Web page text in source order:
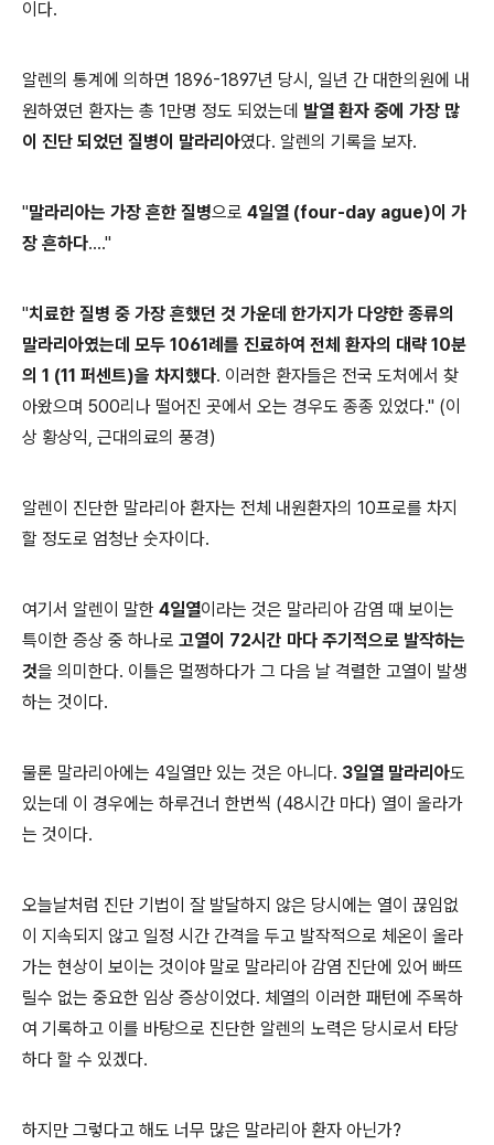
이다.
알렌의 통계에 의하면 1896-1897년 당시, 일년 간 대한의원에 내
원하였던 환자는 총 1만명 정도 되었는데 발열 환자 중에 가장 많
이 진단 되었던 질병이 말라리아였다. 알렌의 기록을 보자.
"말라리아는 가장 흔한 질병으로 4일열 (four-day ague)이 가
장 흔하다...."
"치료한 질병 중 가장 흔했던 것 가운데 한가지가 다양한 종류의
말라리아였는데 모두 1061례를 진료하여 전체 환자의 대략 10분
의 1 (11 퍼센트)을 차지했다. 이러한 환자들은 전국 도처에서 찾
아왔으며 500리나 떨어진 곳에서 오는 경우도 종종 있었다." (이
상 황상익, 근대의료의 풍경)
알렌이 진단한 말라리아 환자는 전체 내원환자의 10프로를 차지
할 정도로 엄청난 숫자이다.
여기서 알렌이 말한 4일열이라는 것은 말라리아 감염 때 보이는
특이한 증상 중 하나로 고열이 72시간 마다 주기적으로 발작하는
것을 의미한다. 이틀은 멀쩡하다가 그 다음 날 격렬한 고열이 발생
하는 것이다.
물론 말라리아에는 4일열만 있는 것은 아니다. 3일열 말라리아도
있는데 이 경우에는 하루건너 한번씩 (48시간 마다) 열이 올라가
는 것이다.
오늘날처럼 진단 기법이 잘 발달하지 않은 당시에는 열이 끊임없
이 지속되지 않고 일정 시간 간격을 두고 발작적으로 체온이 올라
가는 현상이 보이는 것이야 말로 말라리아 감염 진단에 있어 빠뜨
릴수 없는 중요한 임상 증상이었다. 체열의 이러한 패턴에 주목하
여 기록하고 이를 바탕으로 진단한 알렌의 노력은 당시로서 타당
하다 할 수 있겠다.
하지만 그렇다고 해도 너무 많은 말라리아 환자 아닌가?